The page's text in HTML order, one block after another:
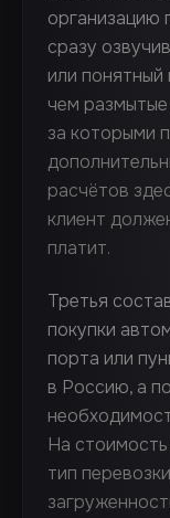
организацию
сразу
или
чем
за которыми
расчётов
клиент
платит.
Третья
покупки
порта или
в Россию, а
На
тип